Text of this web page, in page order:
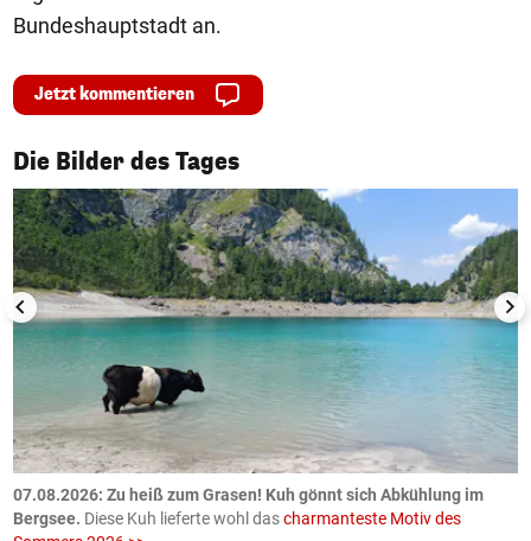
Bundeshauptstadt an.
Jetzt kommentieren
Die Bilder des Tages
1/50
07.08.2026: Zu heiß zum Grasen! Kuh gönnt sich Abkühlung im
Bergsee. Diese Kuh lieferte wohl dascharmanteste Motiv des